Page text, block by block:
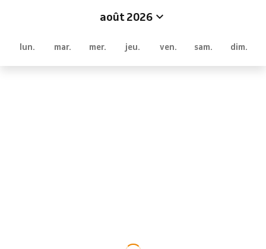
août 2026
lun. mar. mer. jeu. ven. sam. dim.